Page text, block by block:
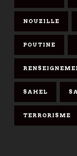
NOUZILLE
POUTINE
SAHEL
TERRORISME